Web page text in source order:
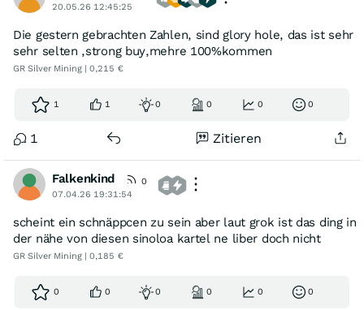
20.05.26 12:45:25
Die gestern gebrachten Zahlen, sind glory hole, das ist sehr
sehr selten ,strong buy,mehre 100%kommen
GR Silver Mining | 0,215 €
1 1 0 0 0 0
1 Zitieren
Falkenkind
0
07.04.26 19:31:54
scheint ein schnäppcen zu sein aber laut grok ist das ding in
der nähe von diesen sinoloa kartel ne liber doch nicht
GR Silver Mining | 0,185 €
0 0 0 0 0 0